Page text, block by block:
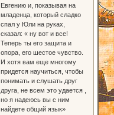
Евгению и, показывая на
младенца, который сладко
спал у Юли на руках,
сказал: « ну вот и все!
Теперь ты его защита и
опора, его шестое чувство.
И хотя вам еще многому
придется научиться, чтобы
понимать и слушать друг
друга, не всем это удается ,
но я надеюсь вы с ним
найдете общий язык»